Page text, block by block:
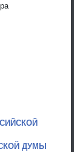
ДУМЫ